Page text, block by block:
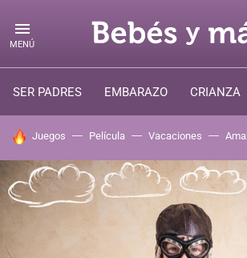
MENÚ
SER PADRES EMBARAZO CRIANZA
HOY SE HABLA DE
Juegos Película Vacaciones